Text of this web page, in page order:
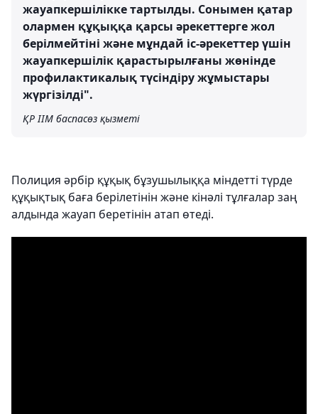
жауапкершілікке тартылды. Сонымен қатар
олармен құқыққа қарсы әрекеттерге жол
берілмейтіні және мұндай іс-әрекеттер үшін
жауапкершілік қарастырылғаны жөнінде
профилактикалық түсіндіру жұмыстары
жүргізілді".
ҚР ІІМ баспасөз қызметі
Полиция әрбір құқық бұзушылыққа міндетті түрде
құқықтық баға берілетінін және кінәлі тұлғалар заң
алдында жауап беретінін атап өтеді.